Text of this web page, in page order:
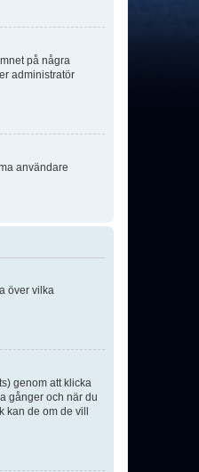
på några
administratör
användare
över vilka
genom att klicka
gånger och när du
de om de vill